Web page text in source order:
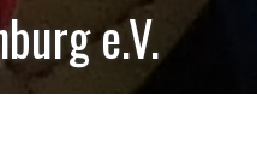
e.V.